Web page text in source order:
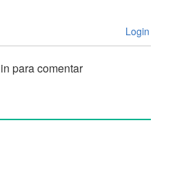
Login
para comentar